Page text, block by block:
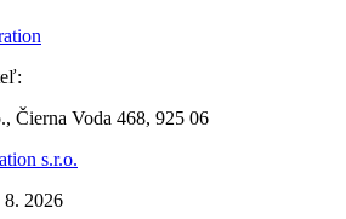
Čierna Voda 468, 925 06
s.r.o.
8. 2026